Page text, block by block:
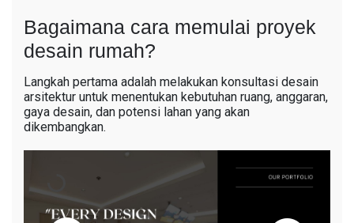
Bagaimana cara memulai proyek
desain rumah?
Langkah pertama adalah melakukan konsultasi desain
arsitektur untuk menentukan kebutuhan ruang, anggaran,
gaya desain, dan potensi lahan yang akan
dikembangkan.